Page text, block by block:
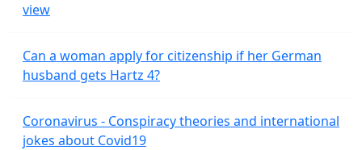
view
Can a woman apply for citizenship if her German
husband gets Hartz 4?
Coronavirus - Conspiracy theories and international
jokes about Covid19